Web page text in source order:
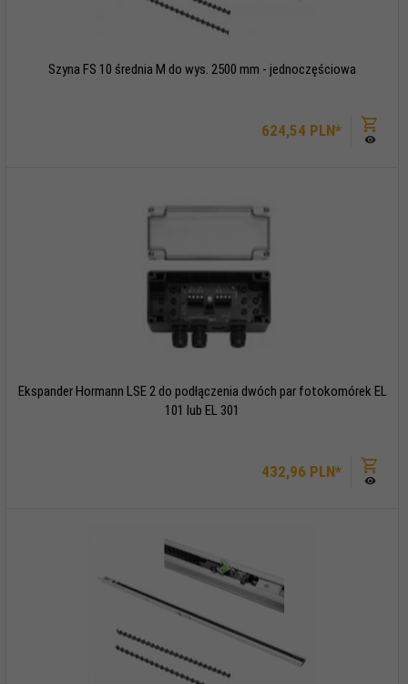
624,54 PLN*
Szyna FS 10 średnia M do wys. 2500 mm - jednoczęściowa
432,96 PLN*
Ekspander Hormann LSE 2 do podłączenia dwóch par fotokomórek EL
101 lub EL 301